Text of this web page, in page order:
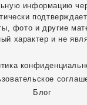
информацию
фото и другие
характер и не
Блог